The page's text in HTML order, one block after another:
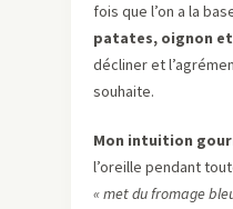
fois que l’on a la
patates, oignon
décliner et
souhaite.
Mon intuition
l’oreille pendant
« met du fromage